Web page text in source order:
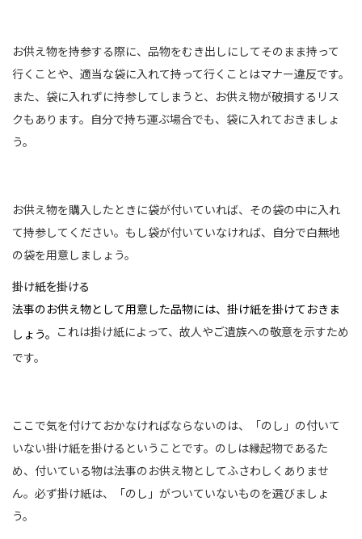
お供え物を持参する際に、品物をむき出しにしてそのまま持って
行くことや、適当な袋に入れて持って行くことはマナー違反です。
また、袋に入れずに持参してしまうと、お供え物が破損するリス
クもあります。自分で持ち運ぶ場合でも、袋に入れておきましょ
う。
お供え物を購入したときに袋が付いていれば、その袋の中に入れ
て持参してください。もし袋が付いていなければ、自分で白無地
の袋を用意しましょう。
掛け紙を掛ける
法事のお供え物として用意した品物には、掛け紙を掛けておきま
しょう。 これは掛け紙によって、故人やご遺族への敬意を示すため
です。
ここで気を付けておかなければならないのは、「のし」の付いて
いない掛け紙を掛けるということです。のしは縁起物であるた
め、付いている物は法事のお供え物としてふさわしくありませ
ん。必ず掛け紙は、「のし」がついていないものを選びましょ
う。